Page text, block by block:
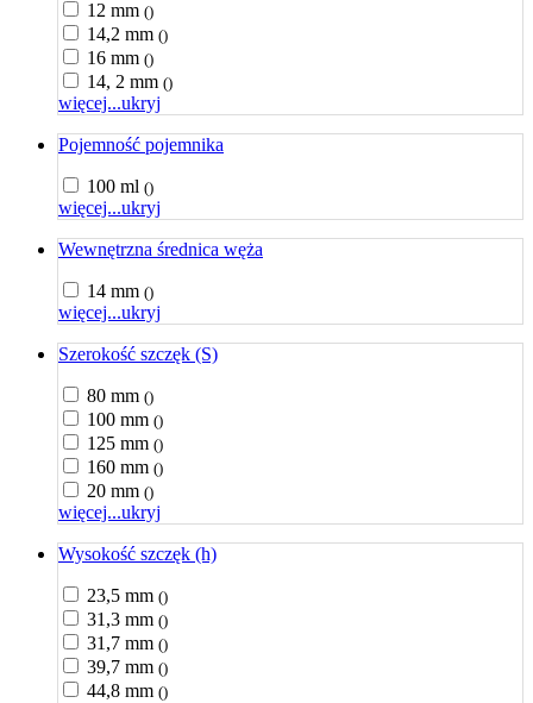
12 mm ()
14,2 mm ()
16 mm ()
14, 2 mm ()
więcej...ukryj
Pojemność pojemnika
100 ml ()
więcej...ukryj
Wewnętrzna średnica węża
14 mm ()
więcej...ukryj
Szerokość szczęk (S)
80 mm ()
100 mm ()
125 mm ()
160 mm ()
20 mm ()
więcej...ukryj
Wysokość szczęk (h)
23,5 mm ()
31,3 mm ()
31,7 mm ()
39,7 mm ()
44,8 mm ()